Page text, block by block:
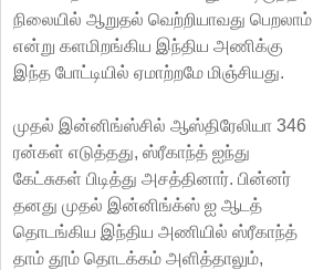
நிலையில் ஆறுதல் வெற்றியாவது பெறலாம்
என்று களமிறங்கிய இந்திய அணிக்கு
இந்த போட்டியில் ஏமாற்றமே மிஞ்சியது.
முதல் இன்னிங்ஸ்சில் ஆஸ்திரேலியா 346
ரன்கள் எடுத்தது, ஸ்ரீகாந்த் ஐந்து
கேட்சுகள் பிடித்து அசத்தினார். பின்னர்
தனது முதல் இன்னிங்க்ஸ் ஐ ஆடத்
தொடங்கிய இந்திய அணியில் ஸ்ரீகாந்த்
தாம் தூம் தொடக்கம் அளித்தாலும்,